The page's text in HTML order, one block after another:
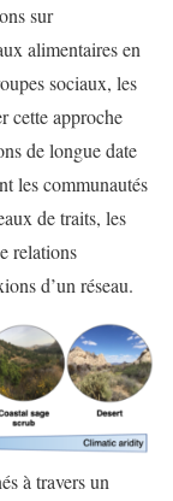
sur
alimentaires en
sociaux, les
cette approche
de longue date
les communautés
de traits, les
relations
d’un réseau.
à travers un